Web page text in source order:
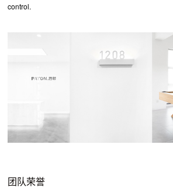
control.
团队荣誉